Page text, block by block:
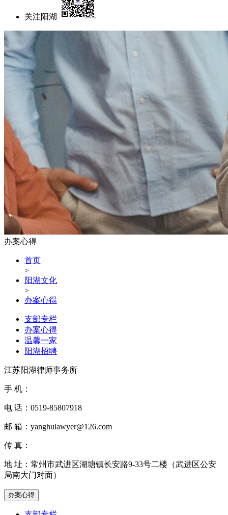
关注阳湖
办案心得
首页
>
阳湖文化
>
办案心得
支部专栏
办案心得
温馨一家
阳湖招聘
江苏阳湖律师事务所
手 机：
电 话： 0519-85807918
邮 箱： yanghulawyer@126.com
传 真：
地 址： 常州市武进区湖塘镇长安路9-33号二楼（武进区公安
局南大门对面）
办案心得